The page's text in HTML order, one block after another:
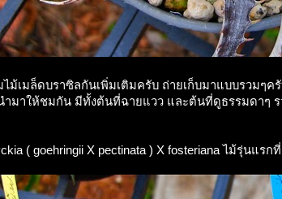
ม้เมล็ดบราซิลกันเพิ่มเติมครับ ถ่ายเก็บมาแบบรวมๆค
มาให้ชมกัน มีทั้งต้นที่ฉายแวว และต้นที่ดูธรรมดาๆ
( goehringii X pectinata ) X fosteriana ไม้รุ่นแร